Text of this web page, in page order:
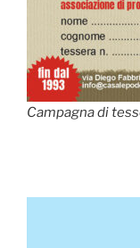
Campagna di